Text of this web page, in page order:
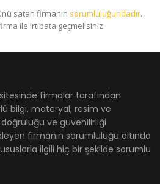
satan firmanın sorumluluğundadır.
ile irtibata geçmelisiniz.
firmalar tarafından
bilgi, materyal, resim ve
ve güvenilirliği
firmanın sorumluluğu altında
ilgili hiç bir şekilde sorumlu